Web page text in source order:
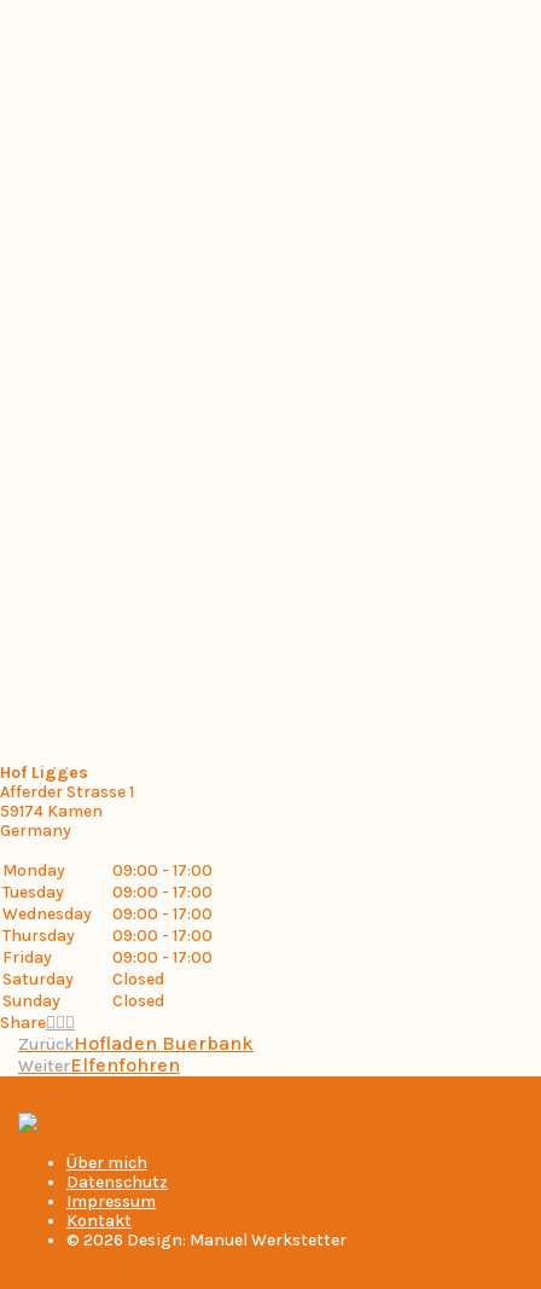
Hof Ligges
Afferder Strasse 1
59174 Kamen
Germany
Monday
09:00 - 17:00
Tuesday
09:00 - 17:00
Wednesday
09:00 - 17:00
Thursday
09:00 - 17:00
Friday
09:00 - 17:00
Saturday
Closed
Sunday
Closed
Share
ZurückHofladen Buerbank
WeiterElfenfohren
Über mich
Datenschutz
Impressum
Kontakt
© 2026 Design: Manuel Werkstetter